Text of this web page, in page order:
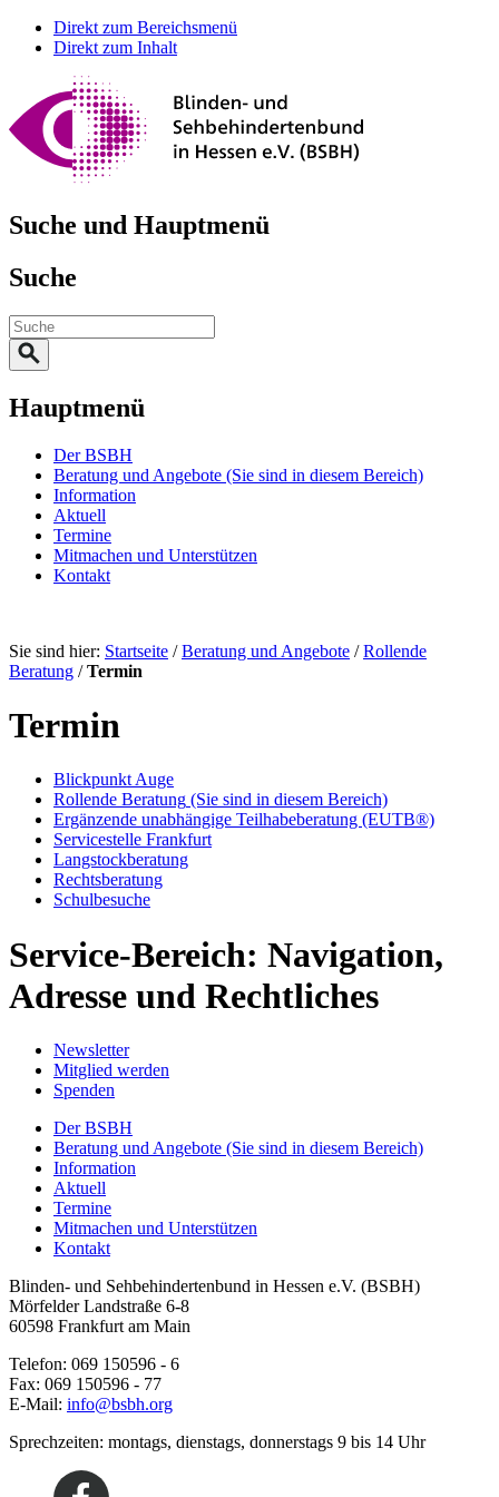
Direkt zum Bereichsmenü
Direkt zum Inhalt
Suche und Hauptmenü
Suche
Hauptmenü
Der BSBH
Beratung und Angebote (Sie sind in diesem Bereich)
Information
Aktuell
Termine
Mitmachen und Unterstützen
Kontakt
Sie sind hier: Startseite / Beratung und Angebote /Rollende
Beratung /Termin
Termin
Blickpunkt Auge
Rollende Beratung (Sie sind in diesem Bereich)
Ergänzende unabhängige Teilhabeberatung (EUTB®)
Servicestelle Frankfurt
Langstockberatung
Rechtsberatung
Schulbesuche
Service-Bereich: Navigation,
Adresse und Rechtliches
Newsletter
Mitglied werden
Spenden
Der BSBH
Beratung und Angebote (Sie sind in diesem Bereich)
Information
Aktuell
Termine
Mitmachen und Unterstützen
Kontakt
Blinden- und Sehbehindertenbund in Hessen e.V. (BSBH)
Mörfelder Landstraße 6-8
60598 Frankfurt am Main
Telefon: 069 150596 - 6
Fax: 069 150596 - 77
E-Mail: info@bsbh.org
Sprechzeiten: montags, dienstags, donnerstags 9 bis 14 Uhr